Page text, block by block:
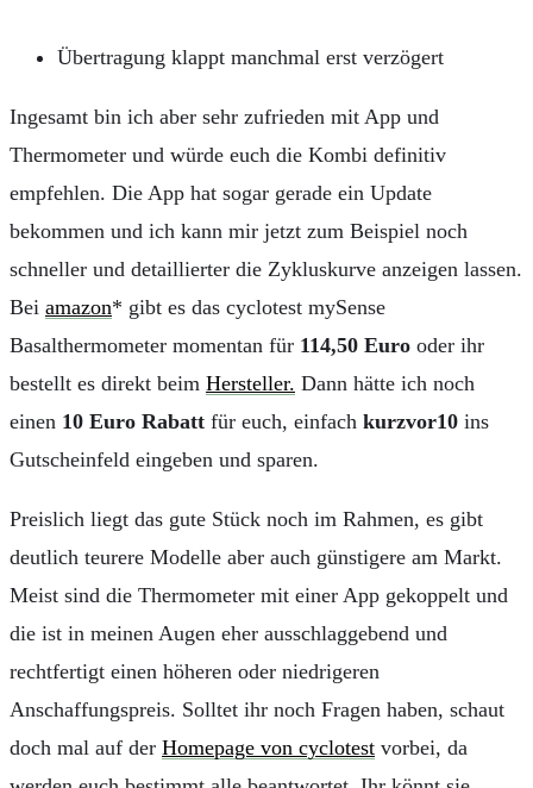
Übertragung klappt manchmal erst verzögert
Ingesamt bin ich aber sehr zufrieden mit App und
Thermometer und würde euch die Kombi definitiv
empfehlen. Die App hat sogar gerade ein Update
bekommen und ich kann mir jetzt zum Beispiel noch
schneller und detaillierter die Zykluskurve anzeigen lassen.
Bei amazon* gibt es das cyclotest mySense
Basalthermometer momentan für 114,50 Euro oder ihr
bestellt es direkt beim Hersteller. Dann hätte ich noch
einen 10 Euro Rabatt für euch, einfach kurzvor10 ins
Gutscheinfeld eingeben und sparen.
Preislich liegt das gute Stück noch im Rahmen, es gibt
deutlich teurere Modelle aber auch günstigere am Markt.
Meist sind die Thermometer mit einer App gekoppelt und
die ist in meinen Augen eher ausschlaggebend und
rechtfertigt einen höheren oder niedrigeren
Anschaffungspreis. Solltet ihr noch Fragen haben, schaut
doch mal auf der Homepage von cyclotest vorbei, da